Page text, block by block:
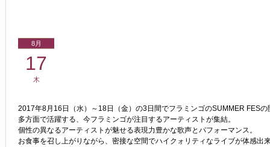
8月
17
木
2017年8月16日（水）～18日（金）の3日間でフラミンゴのSUMMER FESの
多方面で活躍する、今フラミンゴが注目するアーティストが集結。
個性の異なるアーティストが魅せる表現力豊かな歌声とパフォーマンス。
お食事を召し上がりながら、密接な空間でハイクォリティなライブが体感出